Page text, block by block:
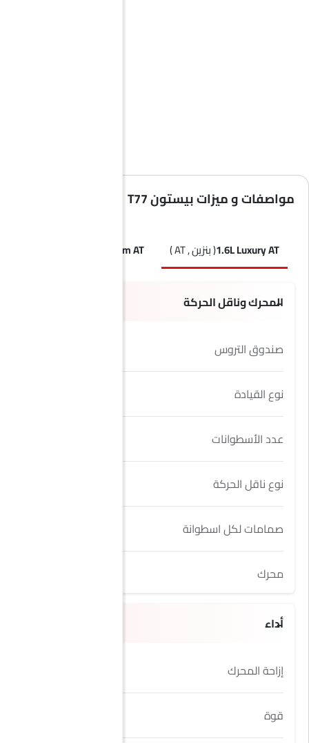
مواصفات و ميزات بيستون T77
1.6L Luxury AT( بنزين , AT ) 1.6L Premium AT
المحرك وناقل الحركة
صندوق التروس
نوع القيادة
عدد الأسطوانات
نوع ناقل الحركة
صمامات لكل اسطوانة
محرك
أداء
إزاحة المحرك
قوة